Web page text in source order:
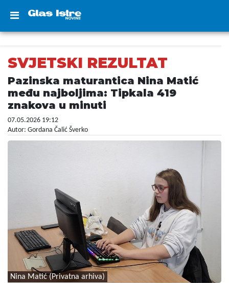
SVJETSKI REZULTAT
Pazinska maturantica Nina Matić
među najboljima: Tipkala 419
znakova u minuti
07.05.2026 19:12
Autor: Gordana Čalić Šverko
Nina Matić (Privatna arhiva)